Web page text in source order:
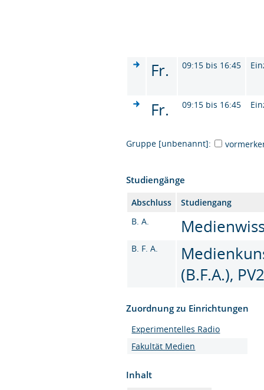
Fr. 09:15 bis 16:45
Fr. 09:15 bis 16:45
Gruppe [unbenannt]:
Studiengänge
Abschluss
Studiengang
B. A.
B. F. A.
(B.F.A.),
Zuordnung zu Einrichtungen
Experimentelles Radio
Fakultät Medien
Inhalt